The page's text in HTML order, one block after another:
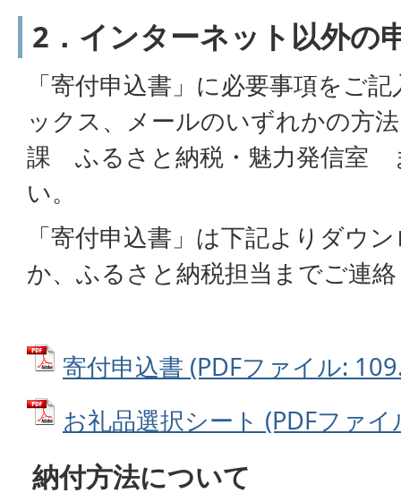
2．インターネット以外の
「寄付申込書」に必要事項をご
ックス、メールのいずれかの方
課 ふるさと納税・魅力発信室
い。
「寄付申込書」は下記よりダウ
か、ふるさと納税担当までご連
寄付申込書 (PDFファイル:
お礼品選択シート (PDFファ
納付方法について